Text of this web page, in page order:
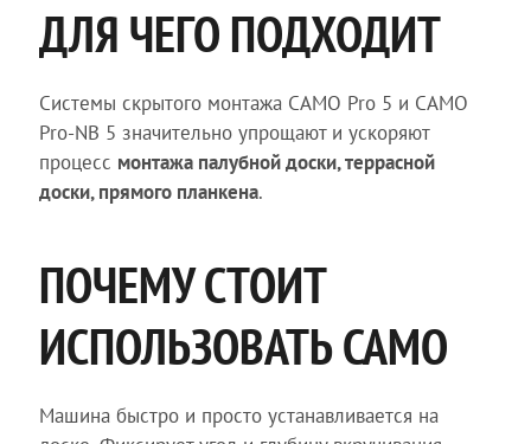
ДЛЯ ЧЕГО ПОДХОДИТ
Системы скрытого монтажа CAMO Pro 5 и CAMO
Pro-NB 5 значительно упрощают и ускоряют
процесс монтажа палубной доски, террасной
доски, прямого планкена.
ПОЧЕМУ СТОИТ
ИСПОЛЬЗОВАТЬ CAMO
Машина быстро и просто устанавливается на